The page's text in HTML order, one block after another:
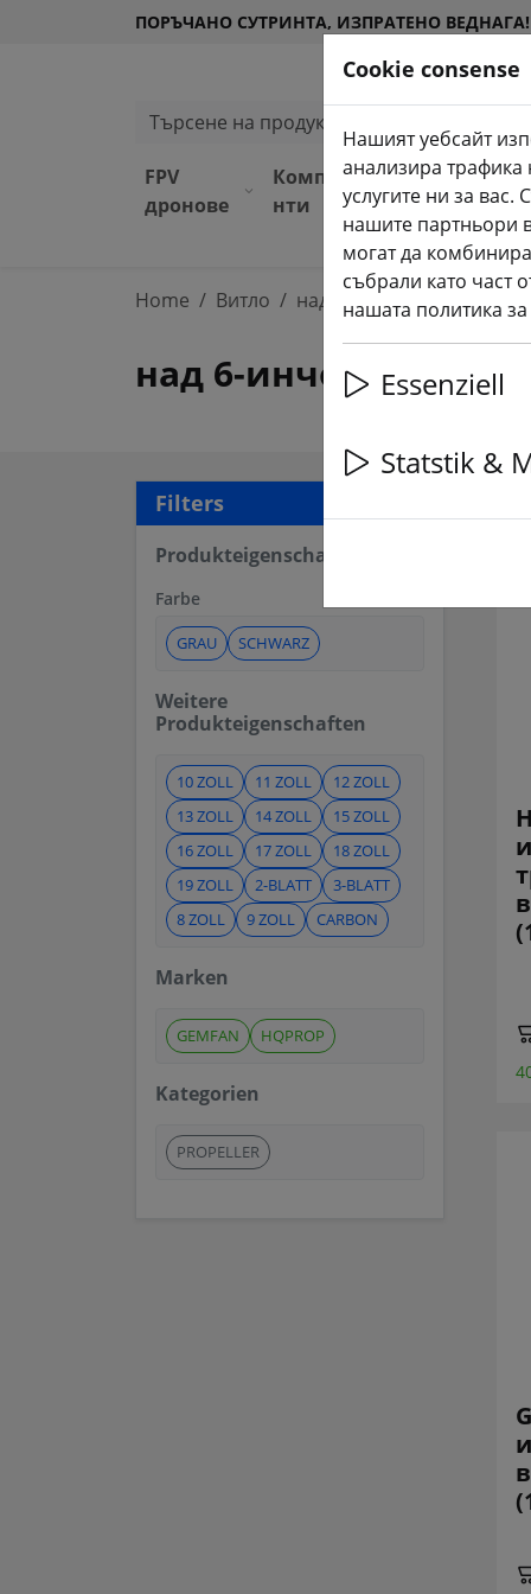
ПОРЪЧАНО СУТРИНТА, ИЗПРАТЕНО ВЕДНАГА!
Търсене на продукти
FPV
дронове
Компоне
нти
Оборудв
ане
Home Витло над 6-инчово витло
над 6-инчово витло
Filters
Produkteigenschaften
Farbe
GRAU SCHWARZ
Weitere
Produkteigenschaften
10 ZOLL 11 ZOLL
12 ZOLL
13 ZOLL
14 ZOLL
15 ZOLL
16 ZOLL
17 ZOLL
18 ZOLL
19 ZOLL
2-BLATT
3-BLATT
8 ZOLL
9 ZOLL CARBON
Marken
GEMFAN HQPROP
Kategorien
PROPELLER
Cookie consense
Нашият уебсайт
анализира трафика
услугите ни за
нашите партньори
могат да
събрали като част
нашата политика
Essenziell
Statstik &